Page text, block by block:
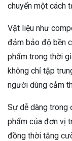
chuyển một cách
Vật liệu như
đảm bảo độ bền
phẩm trong thời
không chỉ tập
người dùng cảm
Sự dễ dàng trong
phẩm của đơn vị
đồng thời tăng